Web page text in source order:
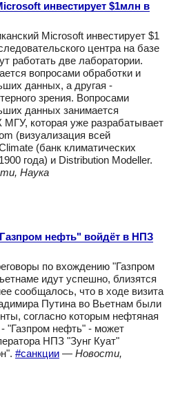
инвестирует $1млн в
Microsoft инвестирует $1
центра на базе
работать две лаборатории.
вопросами обработки и
данных, а другая -
зрения. Вопросами
данных занимается
которая уже разрабатывает
(визуализация всей
(банк климатических
года) и Distribution Modeller.
Наука
нефть" войдёт в НПЗ
по вхождению "Газпром
идут успешно, близятся
сообщалось, что в ходе визита
Путина во Вьетнам были
согласно которым нефтяная
"Газпром нефть" - может
НПЗ "Зунг Куат"
#санкции — Новости,